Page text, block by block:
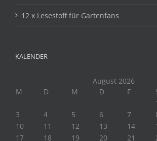
12 x Lesestoff für Gartenfans
KALENDER
August 2026
M
D M D F
3
4 5 6 7
10
11 12 13 14
17
18 19 20 21